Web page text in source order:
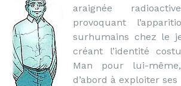
araignée
provoquant
surhumains chez le
créant l’identité
Man pour lui-
d’abord à exploiter